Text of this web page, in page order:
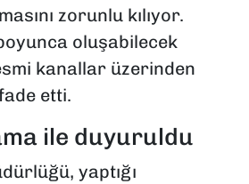
zorunlu kılıyor.
oluşabilecek
kanallar üzerinden
etti.
ile duyuruldu
yaptığı